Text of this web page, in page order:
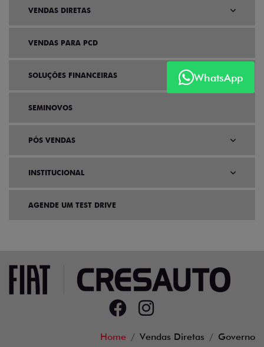
WhatsApp
VENDAS DIRETAS
VENDAS PARA PCD
SOLUÇÕES FINANCEIRAS
SEMINOVOS
PÓS VENDAS
INSTITUCIONAL
AGENDE UM TEST DRIVE
Home Vendas Diretas Governo